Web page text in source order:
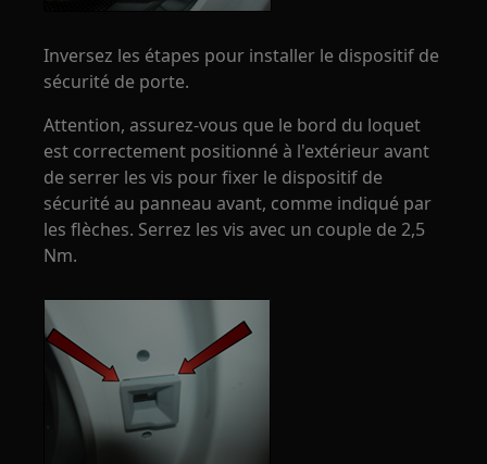
Inversez les étapes pour installer le dispositif de
sécurité de porte.
Attention, assurez-vous que le bord du loquet
est correctement positionné à l'extérieur avant
de serrer les vis pour fixer le dispositif de
sécurité au panneau avant, comme indiqué par
les flèches. Serrez les vis avec un couple de 2,5
Nm.